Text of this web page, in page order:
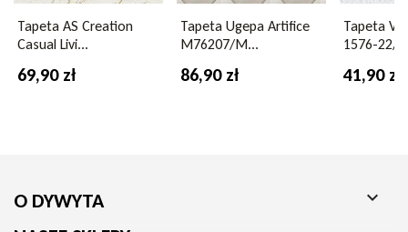
Wybierz tapetę Grandeco Casamundo A74801 i zamień swoje
wnętrze w stylową, nowoczesną przestrzeń z nutą
wyrafinowanego luksusu.
Tapeta AS Creation
Casual Livi...
69,90 zł
Tapeta Ugepa Artifice
M76207/M...
86,90 zł
Tapeta
1576-22/
41,90 zł
O DYWYTA 